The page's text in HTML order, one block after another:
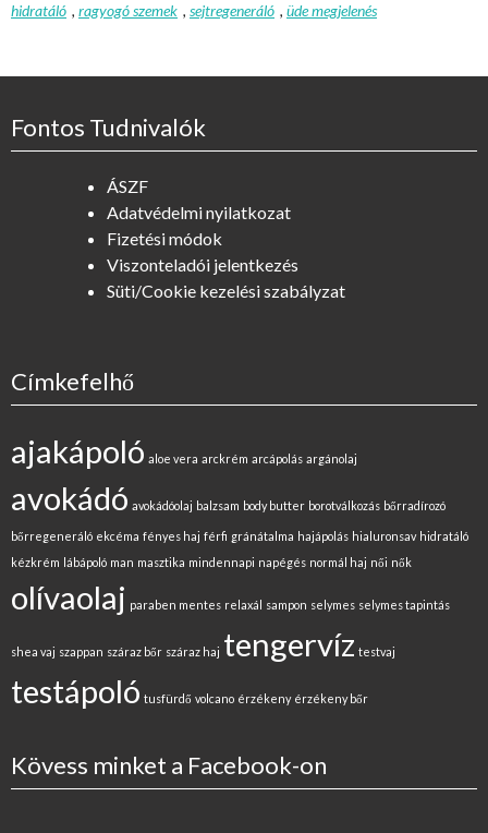
hidratáló , ragyogó szemek , sejtregeneráló , üde megjelenés
Fontos Tudnivalók
ÁSZF
Adatvédelmi nyilatkozat
Fizetési módok
Viszonteladói jelentkezés
Süti/Cookie kezelési szabályzat
Címkefelhő
ajakápoló aloe vera arckrém arcápolás argánolaj
avokádó avokádóolaj balzsam body butter borotválkozás bőrradírozó
bőrregeneráló ekcéma fényes haj férfi gránátalma hajápolás hialuronsav hidratáló
kézkrém lábápoló man masztika mindennapi napégés normál haj női nők
olívaolaj paraben mentes relaxál sampon selymes selymes tapintás
shea vaj szappan száraz bőr száraz haj tengervíz testvaj
testápoló tusfürdő volcano érzékeny érzékeny bőr
Kövess minket a Facebook-on